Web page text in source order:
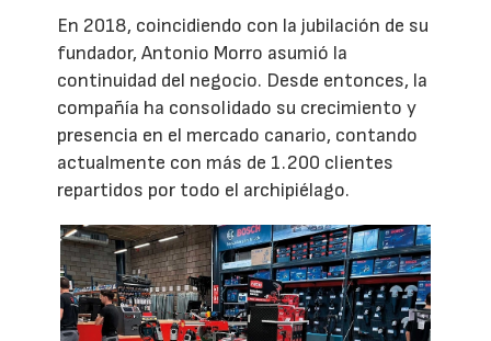
En 2018, coincidiendo con la jubilación de su
fundador, Antonio Morro asumió la
continuidad del negocio. Desde entonces, la
compañía ha consolidado su crecimiento y
presencia en el mercado canario, contando
actualmente con más de 1.200 clientes
repartidos por todo el archipiélago.